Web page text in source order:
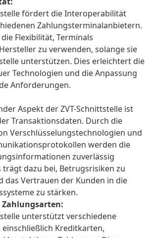
fördert die Interoperabilität
Zahlungsterminalanbietern.
Flexibilität, Terminals
zu verwenden, solange sie
unterstützen. Dies erleichtert die
Technologien und die Anpassung
Anforderungen.
Aspekt der ZVT-Schnittstelle ist
Transaktionsdaten. Durch die
Verschlüsselungstechnologien und
werden die
zuverlässig
trägt dazu bei, Betrugsrisiken zu
das Vertrauen der Kunden in die
zu stärken.
unterstützt verschiedene
Kreditkarten,